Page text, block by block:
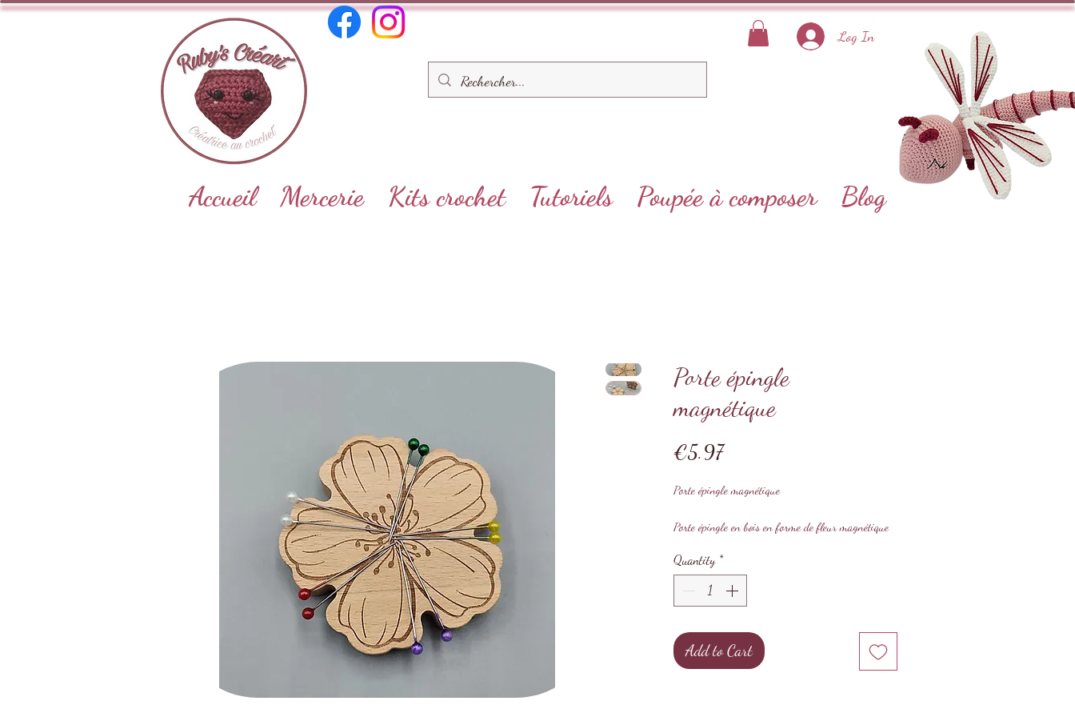
Accueil Mercerie Kits crochet Tutoriels Poupée à composer Blog
Log In
Porte épingle
magnétique
€5.97Price
Porte épingle magnétique
Porte épingle en bois en forme de fleur magnétique
dimension : 7cm x 7cm x 1.5cm
Vendu à l'unité
Quantity *
Add to Cart